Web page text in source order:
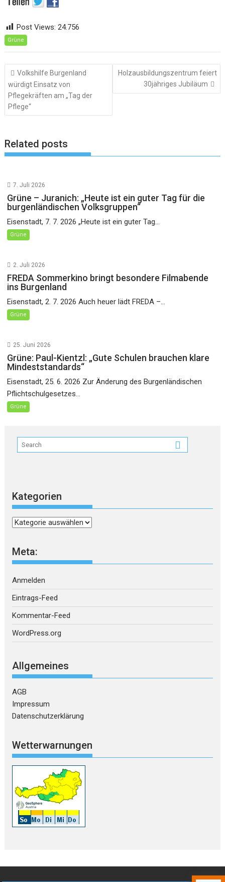
Post Views: 24.756
Grüne
Beitragsnavigation
Volkshilfe Burgenland
würdigt Einsatz von
Pflegekräften am „Tag der
Pflege“
Holzausbildungszentrum feiert
30jähriges Jubiläum
Related posts
7. Juli 2026
Grüne – Juranich: „Heute ist ein guter Tag für die
burgenländischen Volksgruppen“
Eisenstadt, 7. 7. 2026 „Heute ist ein guter Tag...
Grüne
2. Juli 2026
FREDA Sommerkino bringt besondere Filmabende
ins Burgenland
Eisenstadt, 2. 7. 2026 Auch heuer lädt FREDA –...
Grüne
25. Juni 2026
Grüne: Paul-Kientzl: „Gute Schulen brauchen klare
Mindeststandards“
Eisenstadt, 25. 6. 2026 Zur Änderung des Burgenländischen
Pflichtschulgesetzes...
Grüne
Kategorien
Kategorien
Meta:
Anmelden
Eintrags-Feed
Kommentar-Feed
WordPress.org
Allgemeines
AGB
Impressum
Datenschutzerklärung
Wetterwarnungen